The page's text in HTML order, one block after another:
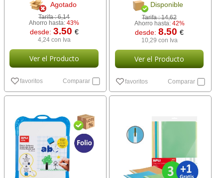
Agotado
Tarifa :6,14
Ahorro hasta:43%
desde: 3.50 €
4,24 con Iva
Ver el Producto
favoritos Comparar
Disponible
Tarifa :14,62
Ahorro hasta: 42%
desde:8.50€
10,29 con Iva
Ver el Producto
favoritos Comparar